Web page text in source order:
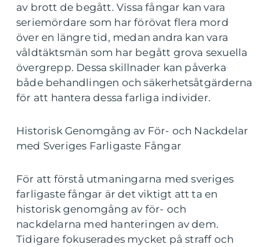
av brott de begått. Vissa fångar kan vara
seriemördare som har förövat flera mord
över en längre tid, medan andra kan vara
våldtäktsmän som har begått grova sexuella
övergrepp. Dessa skillnader kan påverka
både behandlingen och säkerhetsåtgärderna
för att hantera dessa farliga individer.
Historisk Genomgång av För- och Nackdelar
med Sveriges Farligaste Fångar
För att förstå utmaningarna med sveriges
farligaste fångar är det viktigt att ta en
historisk genomgång av för- och
nackdelarna med hanteringen av dem.
Tidigare fokuserades mycket på straff och